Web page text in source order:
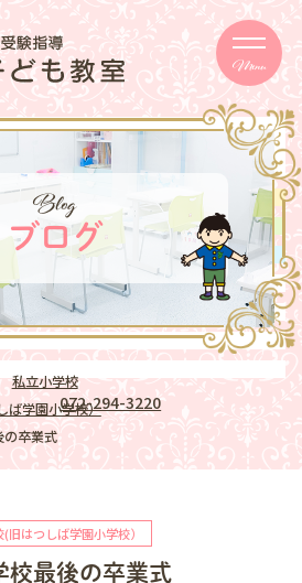
Menu
取り組み
072-294-3220
Blog
ブログ
私立小学校
ば学園小学校）
卒業式
旧はつしば学園小学校）
校最後の卒業式